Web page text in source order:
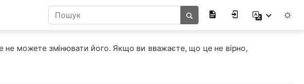
не можете змінювати його. Якщо ви вважаєте, що це не вірно,